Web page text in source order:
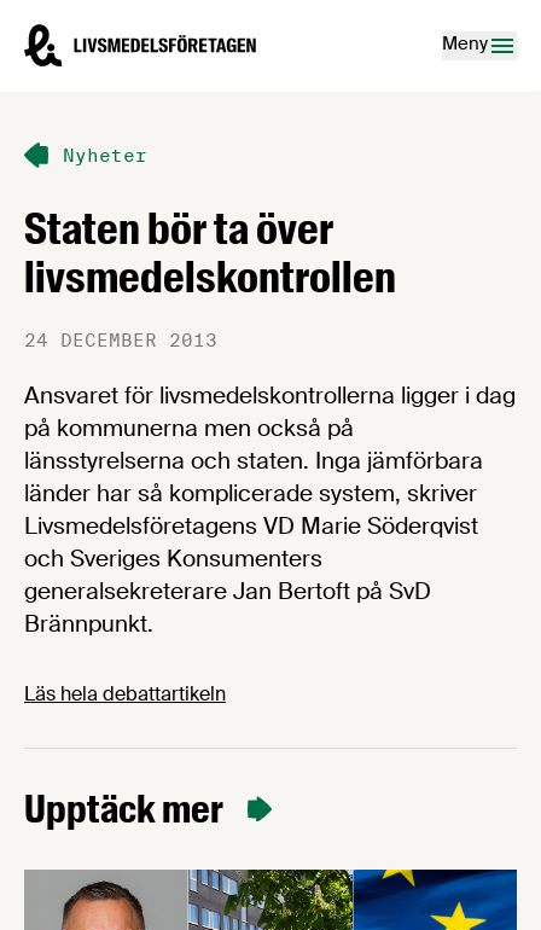
Livsmedelsföretagen – till startsidan
Meny
Nyheter
Staten bör ta över
livsmedelskontrollen
24 DECEMBER 2013
Ansvaret för livsmedelskontrollerna ligger i dag
på kommunerna men också på
länsstyrelserna och staten. Inga jämförbara
länder har så komplicerade system, skriver
Livsmedelsföretagens VD Marie Söderqvist
och Sveriges Konsumenters
generalsekreterare Jan Bertoft på SvD
Brännpunkt.
Läs hela debattartikeln
Upptäck mer